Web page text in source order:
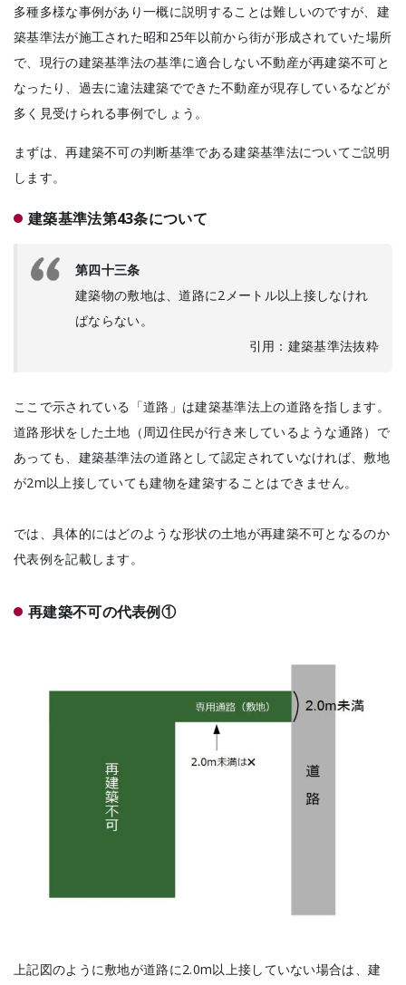
多種多様な事例があり一概に説明することは難しいのですが、建
築基準法が施工された昭和25年以前から街が形成されていた場所
で、現行の建築基準法の基準に適合しない不動産が再建築不可と
なったり、過去に違法建築でできた不動産が現存しているなどが
多く見受けられる事例でしょう。
まずは、再建築不可の判断基準である建築基準法についてご説明
します。
建築基準法第43条について
第四十三条
建築物の敷地は、道路に2メートル以上接しなけれ
ばならない。
引用：建築基準法抜粋
ここで示されている「道路」は建築基準法上の道路を指します。
道路形状をした土地（周辺住民が行き来しているような通路）で
あっても、建築基準法の道路として認定されていなければ、敷地
が2m以上接していても建物を建築することはできません。
では、具体的にはどのような形状の土地が再建築不可となるのか
代表例を記載します。
再建築不可の代表例①
上記図のように敷地が道路に2.0m以上接していない場合は、建